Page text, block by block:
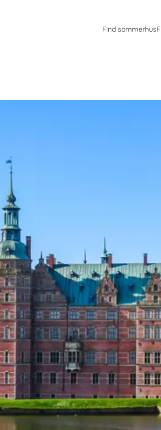
Find sommerhus